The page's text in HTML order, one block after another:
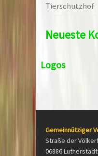
Tierschutzhof
Neueste
Logos
Gemeinnütziger
Straße der
06886